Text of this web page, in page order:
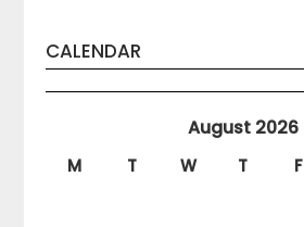
CALENDAR
August 2026
M T W T F